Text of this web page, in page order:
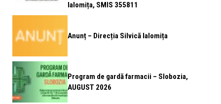
Ialomița, SMIS 355811
Anunț – Direcția Silvică Ialomița
Program de gardă farmacii – Slobozia,
AUGUST 2026